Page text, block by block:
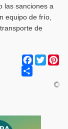
las sanciones a
equipo de frío,
de
Facebook
Twitter